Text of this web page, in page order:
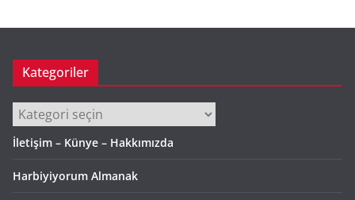
Kategoriler
Kategoriler
İletişim – Künye – Hakkımızda
Harbiyiyorum Almanak